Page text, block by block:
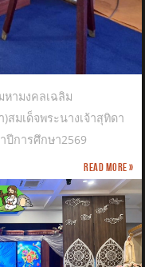
หามงคลเฉลิม
เด็จพระนางเจ้าสุทิดา
การศึกษา2569
Read more »